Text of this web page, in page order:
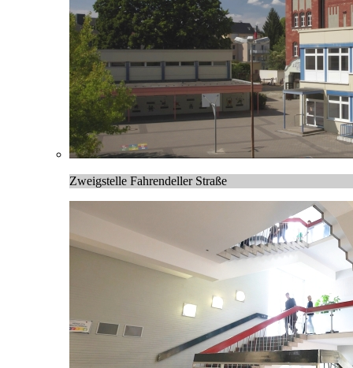
Zweigstelle Fahrendeller Straße